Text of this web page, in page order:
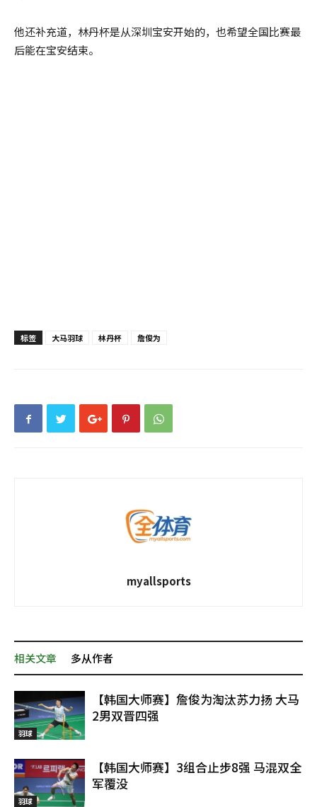
他还补充道，林丹杯是从深圳宝安开始的，也希望全国比赛最
后能在宝安结束。
标签 大马羽球 林丹杯 詹俊为
myallsports
相关文章 多从作者
羽球
【韩国大师赛】詹俊为淘汰苏力扬 大马
2男双晋四强
羽球
【韩国大师赛】3组合止步8强 马混双全
军覆没